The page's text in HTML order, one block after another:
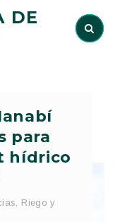
DE
para
hídrico
, Riego y